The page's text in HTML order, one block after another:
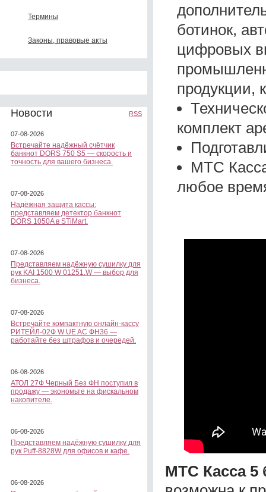
Термины
Законы, правовые акты
Новости RSS
07-08-2026
Встречайте надёжный счётчик
банкнот DORS 750 S5 — скорость и
точность для вашего бизнеса.
07-08-2026
Надёжная защита кассы:
представляем детектор банкнот
DORS 1050A в STiMart.
07-08-2026
Представляем надёжную сушилку для
рук KAI 1500 W 01251.W — выбор для
бизнеса.
07-08-2026
Встречайте компактную онлайн-кассу
РИТЕЙЛ-02Ф W UE AC ФН36 —
работайте без штрафов и очередей.
06-08-2026
АТОЛ 27Ф Черный Без ФН поступил в
продажу — экономьте на фискальном
накопителе.
06-08-2026
Представляем надёжную сушилку для
рук Puff-8828W для офисов и кафе.
06-08-2026
ботинок,
цифровых
продукции,
комплект
МТС
любое
МТС Касса 5